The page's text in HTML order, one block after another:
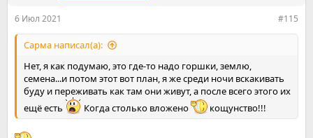
6 Июл 2021 #115
Сарма написал(а):
Нет, я как подумаю, это где-то надо горшки, землю,
семена...и потом этот вот план, я же среди ночи вскакивать
буду и переживать как там они живут, а после всего этого их
ещё есть
Когда столько вложено кощунство!!!